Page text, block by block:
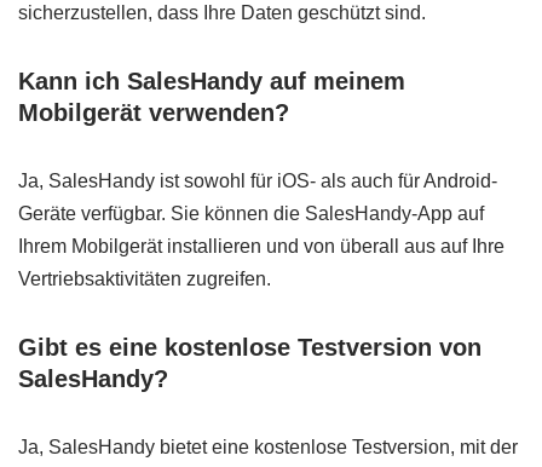
sicherzustellen, dass Ihre Daten geschützt sind.
Kann ich SalesHandy auf meinem
Mobilgerät verwenden?
Ja, SalesHandy ist sowohl für iOS- als auch für Android-
Geräte verfügbar. Sie können die SalesHandy-App auf
Ihrem Mobilgerät installieren und von überall aus auf Ihre
Vertriebsaktivitäten zugreifen.
Gibt es eine kostenlose Testversion von
SalesHandy?
Ja, SalesHandy bietet eine kostenlose Testversion, mit der